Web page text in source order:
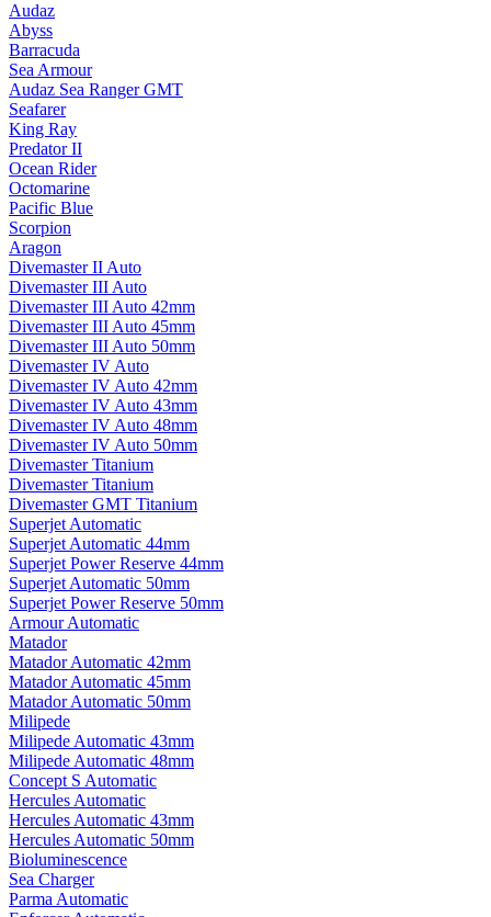
Audaz
Abyss
Barracuda
Sea Armour
Audaz Sea Ranger GMT
Seafarer
King Ray
Predator II
Ocean Rider
Octomarine
Pacific Blue
Scorpion
Aragon
Divemaster II Auto
Divemaster III Auto
Divemaster III Auto 42mm
Divemaster III Auto 45mm
Divemaster III Auto 50mm
Divemaster IV Auto
Divemaster IV Auto 42mm
Divemaster IV Auto 43mm
Divemaster IV Auto 48mm
Divemaster IV Auto 50mm
Divemaster Titanium
Divemaster Titanium
Divemaster GMT Titanium
Superjet Automatic
Superjet Automatic 44mm
Superjet Power Reserve 44mm
Superjet Automatic 50mm
Superjet Power Reserve 50mm
Armour Automatic
Matador
Matador Automatic 42mm
Matador Automatic 45mm
Matador Automatic 50mm
Milipede
Milipede Automatic 43mm
Milipede Automatic 48mm
Concept S Automatic
Hercules Automatic
Hercules Automatic 43mm
Hercules Automatic 50mm
Bioluminescence
Sea Charger
Parma Automatic